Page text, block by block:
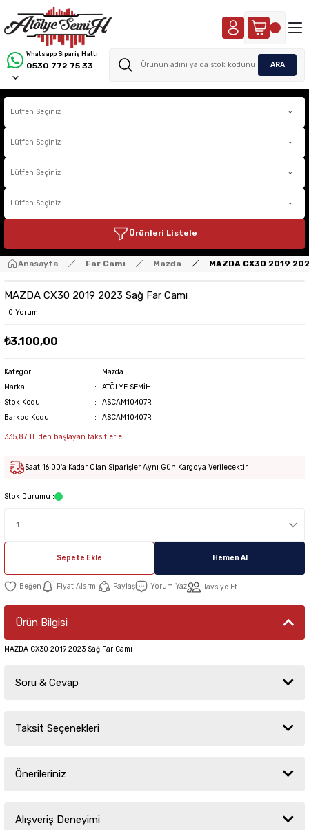
Whatsapp Sipariş Hattı
0530 772 75 33 ARA
Ürünleri Listele
Anasayfa Far Camı Mazda MAZDA CX30 2019
MAZDA CX30 2019 2023 Sağ Far Camı
0 Yorum
₺3.100,00
Kategori
Mazda
Marka
ATÖLYE SEMİH
Stok Kodu
ASCAM10407R
Barkod Kodu
ASCAM10407R
335,87 TL den başlayan taksitlerle!
Saat 16:00'a Kadar Olan Siparişler Aynı Gün Kargoya Verilecektir
Stok Durumu :
Sepete Ekle Hemen Al
Fiyat Alarmı Paylaş Yorum Yaz Tavsiye Et
Ürün Bilgisi
MAZDA CX30 2019 2023 Sağ Far Camı
Soru & Cevap
Ürün hakkında henüz soru sorulmamış.
Taksit Seçenekleri
Önerileriniz
yetersiz gördüğünüz noktaları öneri formunu kullanarak tarafımıza
Alışveriş Deneyimi